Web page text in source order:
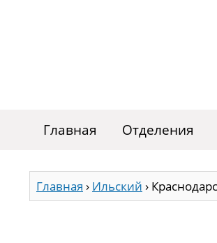
Главная Отделения
Главная › Ильский ›